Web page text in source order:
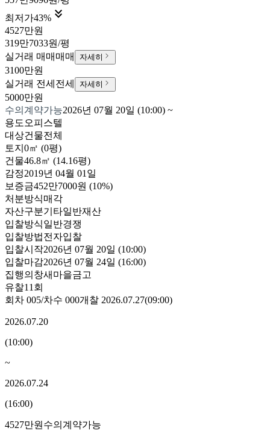
최저가43% 
4527만원
319만7033원/평
실거래 매매 매매 자세히
3100만원
실거래 전세 전세 자세히
5000만원
수의계약가능2026년 07월 20일 (10:00) ~
용도 오피스텔
대상건물전체
토지 0㎡ (0평)
건물46.8㎡ (14.16평)
감정2019년 04월 01일
보증금452만7000원 (10%)
처분방식매각
자산구분기타일반재산
입찰방식일반경쟁
입찰방법전자입찰
입찰시작2026년 07월 20일 (10:00)
입찰마감2026년 07월 24일 (16:00)
집행의창새마을금고
유찰11회
회차 005/차수 000개찰 2026.07.27(09:00)
2026.07.20
(10:00)
~
2026.07.24
(16:00)
4527만원 수의계약가능